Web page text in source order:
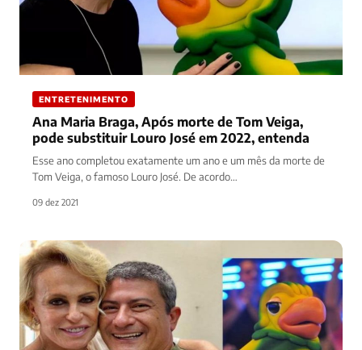
ENTRETENIMENTO
Ana Maria Braga, Após morte de Tom Veiga,
pode substituir Louro José em 2022, entenda
Esse ano completou exatamente um ano e um mês da morte de
Tom Veiga, o famoso Louro José. De acordo…
09 dez 2021